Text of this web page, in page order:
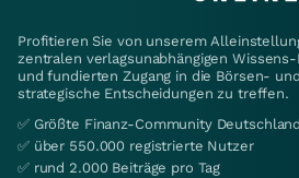
Profitieren Sie von unserem
zentralen verlagsunabhängigen
und fundierten Zugang in die Börsen-
strategische Entscheidungen zu treffen.
✅ Größte Finanz-Community
✅ über 550.000 registrierte Nutzer
✅ rund 2.000 Beiträge pro Tag